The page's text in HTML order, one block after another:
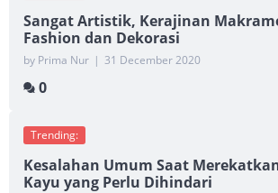
Sangat Artistik, Kerajinan
Fashion dan Dekorasi
by Prima Nur | 31 December 2020
0
Trending:
Kesalahan Umum Saat
Kayu yang Perlu Dihindari